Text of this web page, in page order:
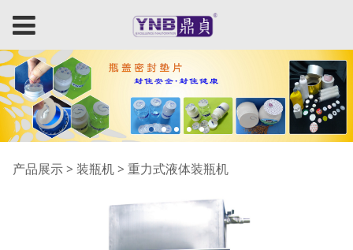
重力式液体装瓶机
产品展示> 装瓶机> 重力式液体装瓶机